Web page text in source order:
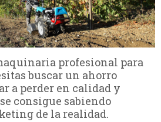
profesional para
buscar un ahorro
a perder en calidad y
consigue sabiendo
de la realidad.